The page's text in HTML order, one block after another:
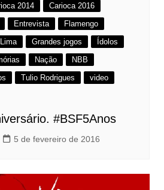
2014
Carioca 2016
Entrevista
Flamengo
Grandes jogos
Ídolos
Nação
NBB
Tulio Rodrigues
video
#BSF5Anos
5 de fevereiro de 2016